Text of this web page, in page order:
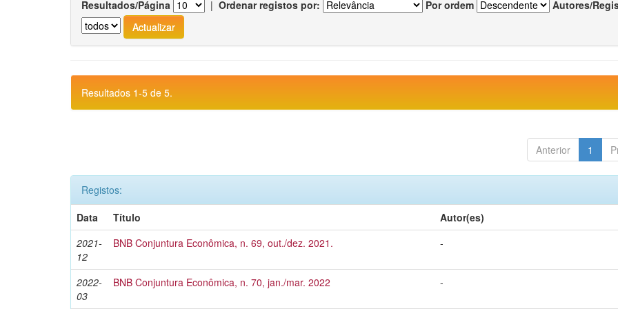
Resultados/Página | Ordenar registos por: Por ordem Autores/
Resultados 1-5 de 5.
Anterior 1
Registos:
Data
Título
Autor(es)
2021-
12
BNB Conjuntura Econômica, n. 69, out./dez. 2021. -
2022-
03
BNB Conjuntura Econômica, n. 70, jan./mar. 2022 -